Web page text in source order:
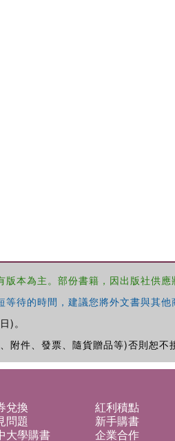
本為主。部份書籍，因出版社供應
待的時間，建議您將外文書與其
)。
件、發票、隨貨贈品等)否則恕不
兌換
紅利積點
問題
新手購書
大學購書
企業合作